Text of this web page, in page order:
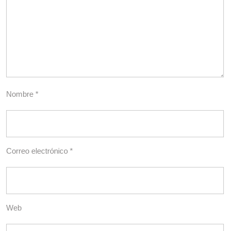
Nombre *
Correo electrónico *
Web